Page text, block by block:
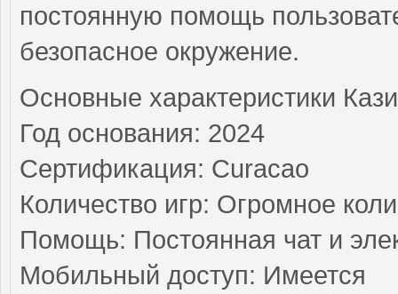
постоянную помощь
безопасное окружение.
Основные характеристики
Год основания: 2024
Сертификация: Curacao
Количество игр: Огромное
Помощь: Постоянная чат и
Мобильный доступ: Имеется